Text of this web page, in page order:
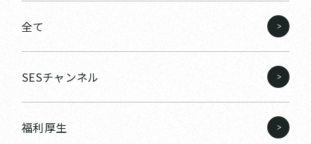
全て
SESチャンネル
福利厚生